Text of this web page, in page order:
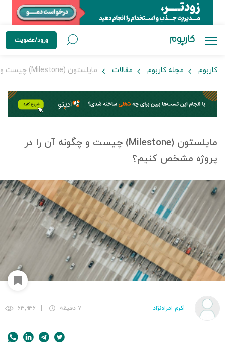
ورود/عضویت
کاربوم مجله کاربوم مقالات مایلستون (Milestone) چیست و چگونه آن را در پروژه مشخص کنیم؟
مایلستون (Milestone) چیست و چگونه آن را در
پروژه مشخص کنیم؟
اکرم امراه‌نژاد ۷ دقیقه ۶۳,۹۳۶